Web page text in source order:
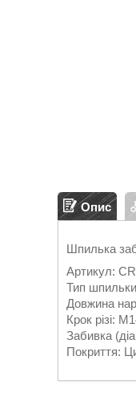
Опис
Шпилька
Артикул:
Тип
Довжина
Крок різі:
Забивка
Покриття: